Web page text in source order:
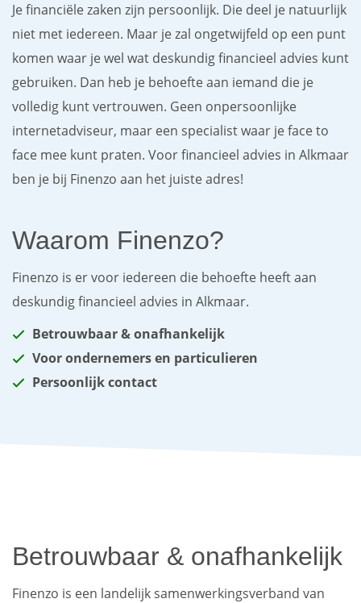
Je financiële zaken zijn persoonlijk. Die deel je natuurlijk
niet met iedereen. Maar je zal ongetwijfeld op een punt
komen waar je wel wat deskundig financieel advies kunt
gebruiken. Dan heb je behoefte aan iemand die je
volledig kunt vertrouwen. Geen onpersoonlijke
internetadviseur, maar een specialist waar je face to
face mee kunt praten. Voor financieel advies in Alkmaar
ben je bij Finenzo aan het juiste adres!
Waarom Finenzo?
Finenzo is er voor iedereen die behoefte heeft aan
deskundig financieel advies in Alkmaar.
Betrouwbaar & onafhankelijk
Voor ondernemers en particulieren
Persoonlijk contact
Betrouwbaar & onafhankelijk
Finenzo is een landelijk samenwerkingsverband van